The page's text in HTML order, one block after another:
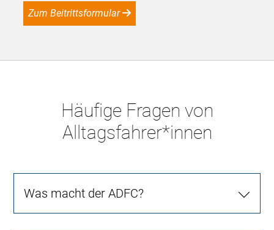
Zum Beitrittsformular
Häufige Fragen von
Alltagsfahrer*innen
Was macht der ADFC?